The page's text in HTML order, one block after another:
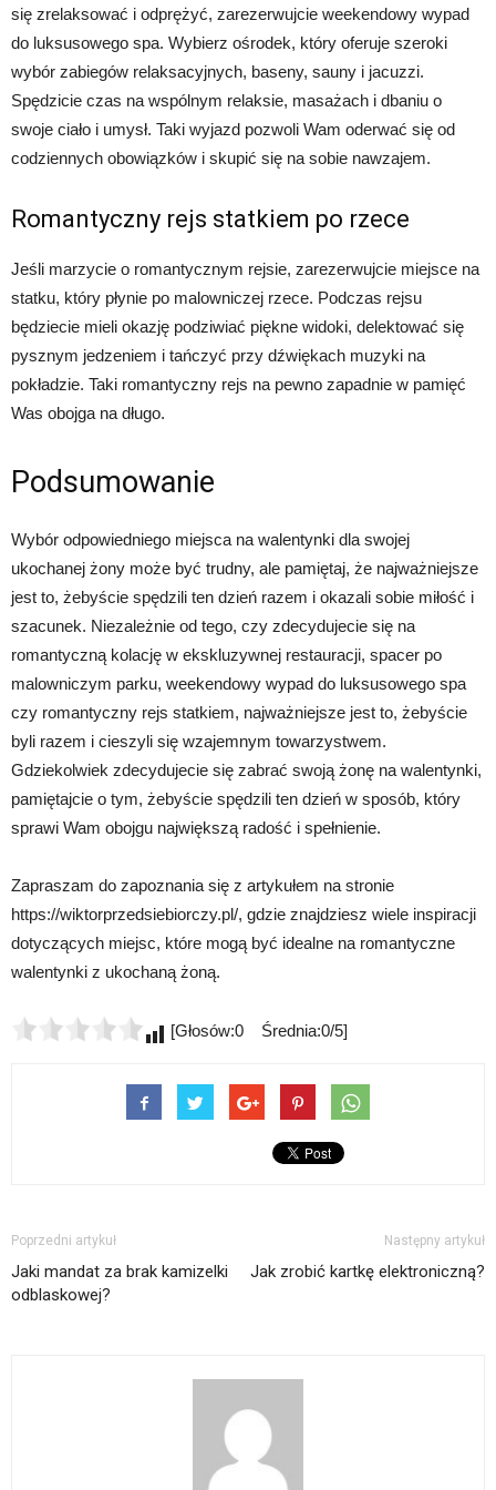
się zrelaksować i odprężyć, zarezerwujcie weekendowy wypad
do luksusowego spa. Wybierz ośrodek, który oferuje szeroki
wybór zabiegów relaksacyjnych, baseny, sauny i jacuzzi.
Spędzicie czas na wspólnym relaksie, masażach i dbaniu o
swoje ciało i umysł. Taki wyjazd pozwoli Wam oderwać się od
codziennych obowiązków i skupić się na sobie nawzajem.
Romantyczny rejs statkiem po rzece
Jeśli marzycie o romantycznym rejsie, zarezerwujcie miejsce na
statku, który płynie po malowniczej rzece. Podczas rejsu
będziecie mieli okazję podziwiać piękne widoki, delektować się
pysznym jedzeniem i tańczyć przy dźwiękach muzyki na
pokładzie. Taki romantyczny rejs na pewno zapadnie w pamięć
Was obojga na długo.
Podsumowanie
Wybór odpowiedniego miejsca na walentynki dla swojej
ukochanej żony może być trudny, ale pamiętaj, że najważniejsze
jest to, żebyście spędzili ten dzień razem i okazali sobie miłość i
szacunek. Niezależnie od tego, czy zdecydujecie się na
romantyczną kolację w ekskluzywnej restauracji, spacer po
malowniczym parku, weekendowy wypad do luksusowego spa
czy romantyczny rejs statkiem, najważniejsze jest to, żebyście
byli razem i cieszyli się wzajemnym towarzystwem.
Gdziekolwiek zdecydujecie się zabrać swoją żonę na walentynki,
pamiętajcie o tym, żebyście spędzili ten dzień w sposób, który
sprawi Wam obojgu największą radość i spełnienie.
Zapraszam do zapoznania się z artykułem na stronie
https://wiktorprzedsiebiorczy.pl/, gdzie znajdziesz wiele inspiracji
dotyczących miejsc, które mogą być idealne na romantyczne
walentynki z ukochaną żoną.
[Głosów:0 Średnia:0/5]
Poprzedni artykuł
Jaki mandat za brak kamizelki
odblaskowej?
Następny artykuł
Jak zrobić kartkę elektroniczną?